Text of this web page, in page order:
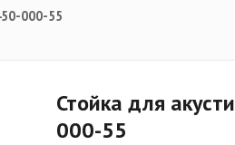
000-55
Стойка для
000-55